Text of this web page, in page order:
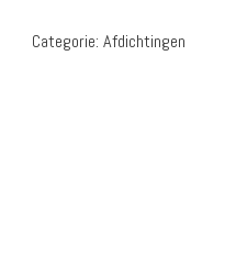
Categorie:Afdichtingen